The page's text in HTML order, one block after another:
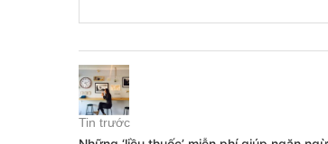
Tin trước